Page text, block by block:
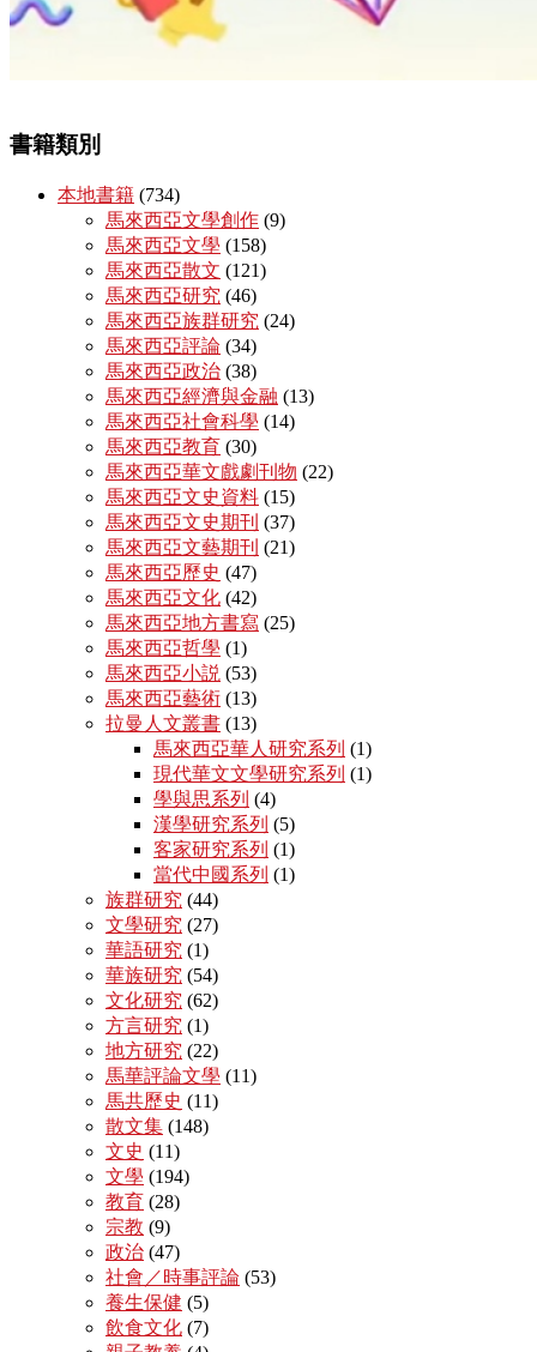
書籍類別
本地書籍 (734)
馬來西亞文學創作 (9)
馬來西亞文學 (158)
馬來西亞散文 (121)
馬來西亞研究 (46)
馬來西亞族群研究 (24)
馬來西亞評論 (34)
馬來西亞政治 (38)
馬來西亞經濟與金融 (13)
馬來西亞社會科學 (14)
馬來西亞教育 (30)
馬來西亞華文戲劇刊物 (22)
馬來西亞文史資料 (15)
馬來西亞文史期刊 (37)
馬來西亞文藝期刊 (21)
馬來西亞歷史 (47)
馬來西亞文化 (42)
馬來西亞地方書寫 (25)
馬來西亞哲學 (1)
馬來西亞小説 (53)
馬來西亞藝術 (13)
拉曼人文叢書 (13)
馬來西亞華人研究系列 (1)
現代華文文學研究系列 (1)
學與思系列 (4)
漢學研究系列 (5)
客家研究系列 (1)
當代中國系列 (1)
族群研究 (44)
文學研究 (27)
華語研究 (1)
華族研究 (54)
文化研究 (62)
方言研究 (1)
地方研究 (22)
馬華評論文學 (11)
馬共歷史 (11)
散文集 (148)
文史 (11)
文學 (194)
教育 (28)
宗教 (9)
政治 (47)
社會／時事評論 (53)
養生保健 (5)
飲食文化 (7)